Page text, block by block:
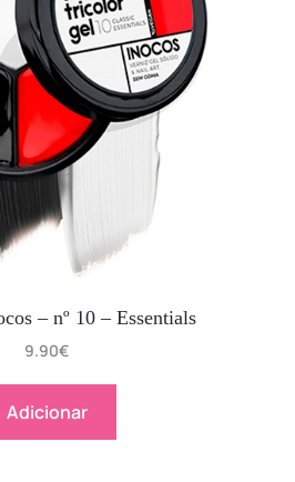
– nº 10 – Essentials
9.90€
Adicionar